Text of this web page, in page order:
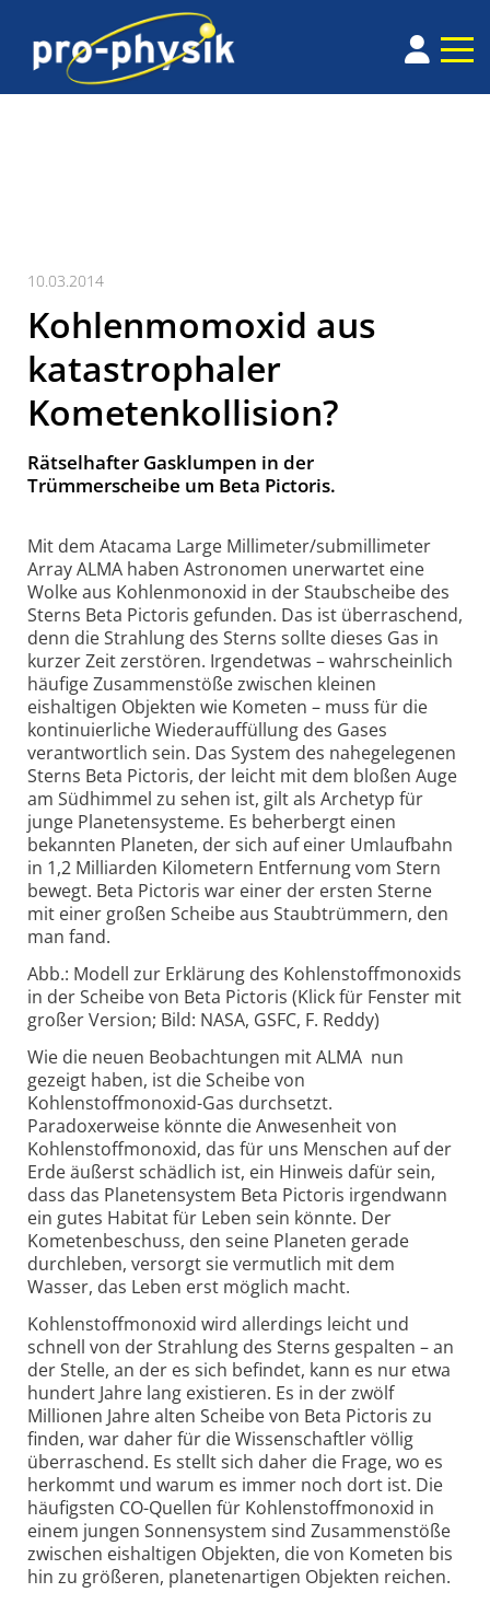
10.03.2014
Kohlenmomoxid aus
katastrophaler
Kometenkollision?
Rätselhafter Gasklumpen in der
Trümmerscheibe um Beta Pictoris.
Mit dem Atacama Large Millimeter/submillimeter
Array ALMA haben Astronomen unerwartet eine
Wolke aus Kohlenmonoxid in der Staubscheibe des
Sterns Beta Pictoris gefunden. Das ist überraschend,
denn die Strahlung des Sterns sollte dieses Gas in
kurzer Zeit zerstören. Irgendetwas – wahrscheinlich
häufige Zusammenstöße zwischen kleinen
eishaltigen Objekten wie Kometen – muss für die
kontinuierliche Wiederauffüllung des Gases
verantwortlich sein. Das System des nahegelegenen
Sterns Beta Pictoris, der leicht mit dem bloßen Auge
am Südhimmel zu sehen ist, gilt als Archetyp für
junge Planetensysteme. Es beherbergt einen
bekannten Planeten, der sich auf einer Umlaufbahn
in 1,2 Milliarden Kilometern Entfernung vom Stern
bewegt. Beta Pictoris war einer der ersten Sterne
mit einer großen Scheibe aus Staubtrümmern, den
man fand.
Abb.: Modell zur Erklärung des Kohlenstoffmonoxids
in der Scheibe von Beta Pictoris (Klick für Fenster mit
großer Version; Bild: NASA, GSFC, F. Reddy)
Wie die neuen Beobachtungen mit ALMA nun
gezeigt haben, ist die Scheibe von
Kohlenstoffmonoxid-Gas durchsetzt.
Paradoxerweise könnte die Anwesenheit von
Kohlenstoffmonoxid, das für uns Menschen auf der
Erde äußerst schädlich ist, ein Hinweis dafür sein,
dass das Planetensystem Beta Pictoris irgendwann
ein gutes Habitat für Leben sein könnte. Der
Kometenbeschuss, den seine Planeten gerade
durchleben, versorgt sie vermutlich mit dem
Wasser, das Leben erst möglich macht.
Kohlenstoffmonoxid wird allerdings leicht und
schnell von der Strahlung des Sterns gespalten – an
der Stelle, an der es sich befindet, kann es nur etwa
hundert Jahre lang existieren. Es in der zwölf
Millionen Jahre alten Scheibe von Beta Pictoris zu
finden, war daher für die Wissenschaftler völlig
überraschend. Es stellt sich daher die Frage, wo es
herkommt und warum es immer noch dort ist. Die
häufigsten CO-Quellen für Kohlenstoffmonoxid in
einem jungen Sonnensystem sind Zusammenstöße
zwischen eishaltigen Objekten, die von Kometen bis
hin zu größeren, planetenartigen Objekten reichen.